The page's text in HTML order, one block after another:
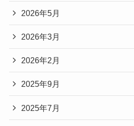
2026年5月
2026年3月
2026年2月
2025年9月
2025年7月